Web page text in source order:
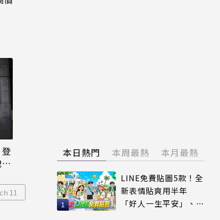
11
本日熱門 本周最熱 本月最熱
LINE免費貼圖5款！全
新表情貼爽用半年
「好人一生平安」、